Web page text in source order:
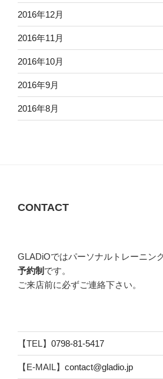
2016年12月
2016年11月
2016年10月
2016年9月
2016年8月
CONTACT
GLADiOではパーソナルトレーニン
予約制 です。
ご来店前に必ずご連絡下さい。
【TEL】 0798-81-5417
【E-MAIL】 contact@gladio.jp